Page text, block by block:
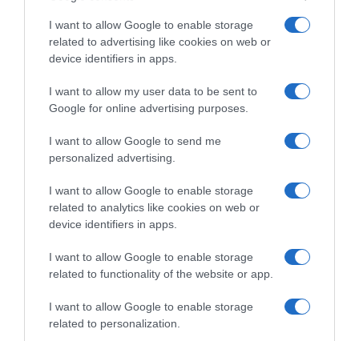
I want to allow Google to enable storage
related to advertising like cookies on web or
device identifiers in apps.
I want to allow my user data to be sent to
Google for online advertising purposes.
I want to allow Google to send me
personalized advertising.
I want to allow Google to enable storage
related to analytics like cookies on web or
device identifiers in apps.
I want to allow Google to enable storage
related to functionality of the website or app.
I want to allow Google to enable storage
related to personalization.